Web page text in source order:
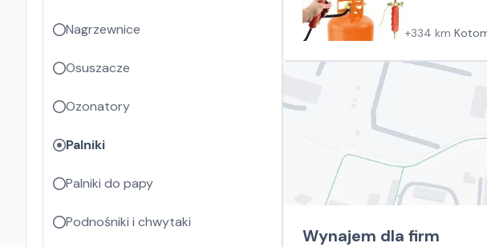
+334 km
Wynajem dla firm
Nagrzewnice
Osuszacze
Ozonatory
Palniki
Palniki do papy
Podnośniki i chwytaki